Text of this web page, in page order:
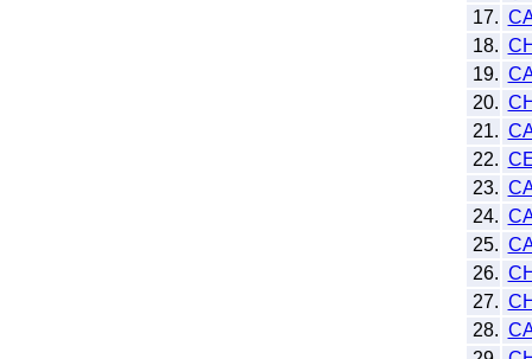
17.
18.
19.
20.
21.
22.
23.
24.
25.
26.
27.
28.